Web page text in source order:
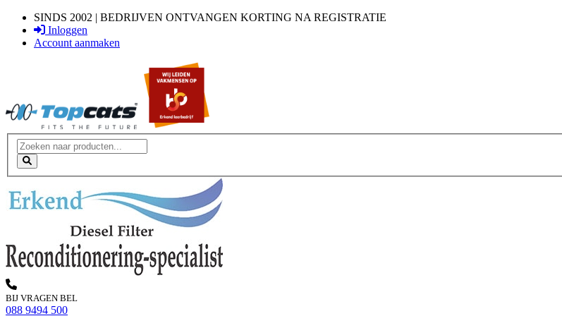
SINDS 2002 | BEDRIJVEN ONTVANGEN KORTING NA REGISTRATIE
Inloggen
Account aanmaken
BIJ VRAGEN BEL
088 9494 500